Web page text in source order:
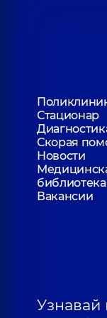
Стационар
Скорая
Новости
библиотека
Вакансии
Узнавай